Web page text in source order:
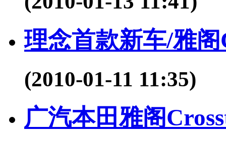
理念首款新车/雅
(2010-01-11 11:35)
广汽本田雅阁